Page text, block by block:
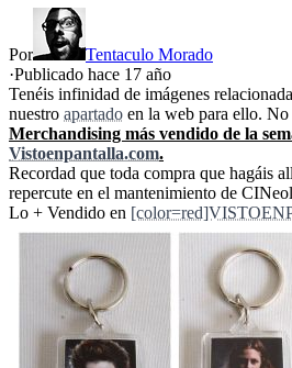
Por
Tentaculo Morado
·Publicado hace 17 año
Tenéis infinidad de imágenes
nuestro apartado en la web para ello.
Merchandising más vendido de la
Vistoenpantalla.com.
Recordad que toda compra que hagáis
repercute en el mantenimiento de
Lo + Vendido en